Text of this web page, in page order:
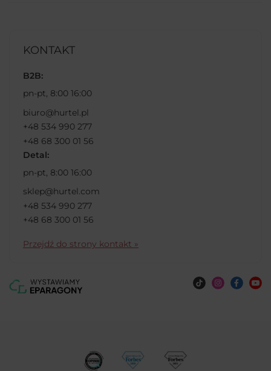
KONTAKT
B2B:
pn-pt, 8:00 16:00
biuro@hurtel.pl
+48 534 990 277
+48 68 300 01 56
Detal:
pn-pt, 8:00 16:00
sklep@hurtel.com
+48 534 990 277
+48 68 300 01 56
Przejdź do strony kontakt »